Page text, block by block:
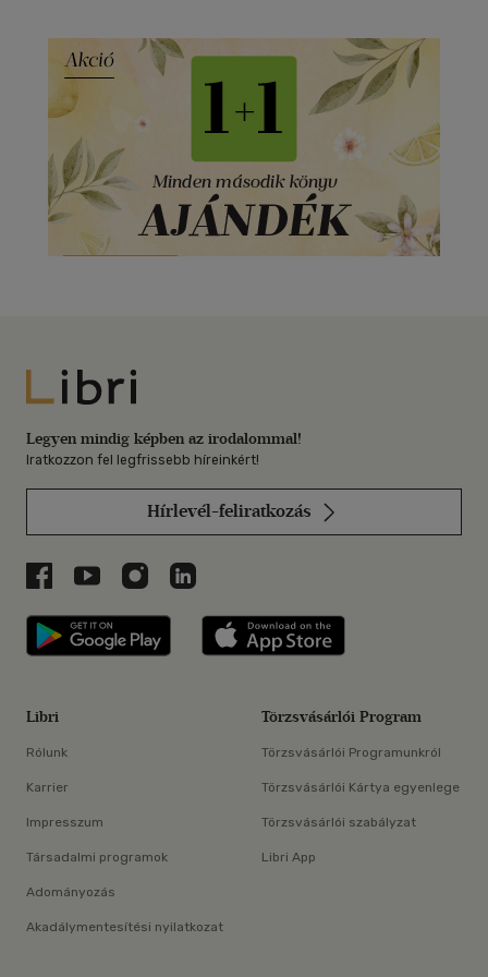
Libri
Legyen mindig képben az irodalommal!
Iratkozzon fel legfrissebb híreinkért!
Hírlevél-feliratkozás
Libri a Facebookon
Libri a Youtube-on
Libri az Instagramon
Libri a LinkedInen
Libri applikáció Szerezd meg: Google
Libri
Rólunk
Karrier
Impresszum
Társadalmi programok
Adományozás
Akadálymentesítési nyilatkozat
Törzsvásárlói Program
Törzsvásárlói Programunkról
Törzsvásárlói Kártya egyenlege
Törzsvásárlói szabályzat
Libri App